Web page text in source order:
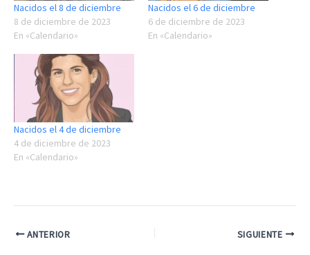
Nacidos el 8 de diciembre
8 de diciembre de 2023
En «Calendario»
Nacidos el 6 de diciembre
6 de diciembre de 2023
En «Calendario»
Nacidos el 4 de diciembre
4 de diciembre de 2023
En «Calendario»
ANTERIOR SIGUIENTE